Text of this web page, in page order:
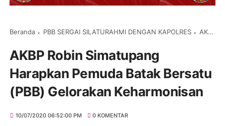
Beranda PBB SERGAI SILATURAHMI DENGAN KAPOLRES AKBP Robin Simatupang Harapkan Pemuda Batak Bersatu (PBB) Gelorakan Keharmonisan
AKBP Robin Simatupang
Harapkan Pemuda Batak Bersatu
(PBB) Gelorakan Keharmonisan
10/07/2020 06:52:00 PM 0 KOMENTAR